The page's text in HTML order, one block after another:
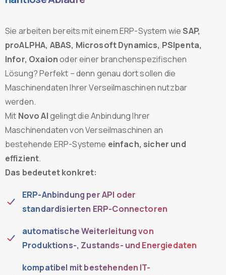
Sie arbeiten bereits mit einem ERP-System wieSAP,
proALPHA, ABAS, Microsoft Dynamics, PSIpenta,
Infor, Oxaionoder einer branchenspezifischen
Lösung? Perfekt – denn genau dort sollen die
Maschinendaten Ihrer Verseilmaschinen nutzbar
werden.
Mit Novo AIgelingt die Anbindung Ihrer
Maschinendaten von Verseilmaschinen an
bestehende ERP-Systeme einfach, sicher und
effizient.
Das bedeutet konkret:
ERP-Anbindung per API oder
standardisierten ERP-Connectoren
automatische Weiterleitung von
Produktions-, Zustands- und Energiedaten
kompatibel mit bestehenden IT-